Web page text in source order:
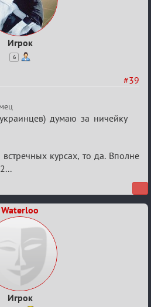
Игрок
6
#39
думаю за ничейку
курсах, то да. Вполне
Waterloo
Игрок